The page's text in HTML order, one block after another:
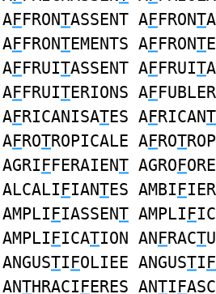
AFFRONTASSENT AFFRONT
AFFRONTEMENTS AFFRONT
AFFRUITASSENT AFFRUIT
AFFRUITERIONS AF
AFRICANISATES AFRICANT
AFROTROPICALE AFROT
AGRIFFERAIENT AGROF
ALCALIFIANTES AMBIF
AMPLIFIASSENT AMPLIF
AMPLIFICATION ANFRACT
ANGUSTIFOLIEE ANGUSTIF
ANTHRACIFERES ANTIF